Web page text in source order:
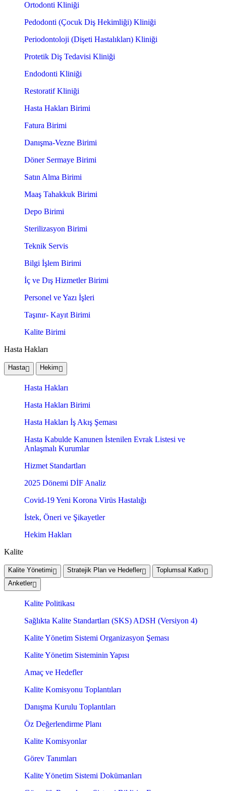
Ortodonti Kliniği
Pedodonti (Çocuk Diş Hekimliği) Kliniği
Periodontoloji (Dişeti Hastalıkları) Kliniği
Protetik Diş Tedavisi Kliniği
Endodonti Kliniği
Restoratif Kliniği
Hasta Hakları Birimi
Fatura Birimi
Danışma-Vezne Birimi
Döner Sermaye Birimi
Satın Alma Birimi
Maaş Tahakkuk Birimi
Depo Birimi
Sterilizasyon Birimi
Teknik Servis
Bilgi İşlem Birimi
İç ve Dış Hizmetler Birimi
Personel ve Yazı İşleri
Taşınır- Kayıt Birimi
Kalite Birimi
Hasta Hakları
Hasta Hekim
Hasta Hakları
Hasta Hakları Birimi
Hasta Hakları İş Akış Şeması
Hasta Kabulde Kanunen İstenilen Evrak Listesi ve
Anlaşmalı Kurumlar
Hizmet Standartları
2025 Dönemi DİF Analiz
Covid-19 Yeni Korona Virüs Hastalığı
İstek, Öneri ve Şikayetler
Hekim Hakları
Kalite
Kalite Yönetimi Stratejik Plan ve Hedefler
Toplumsal Katkı
Anketler
Kalite Politikası
Sağlıkta Kalite Standartları (SKS) ADSH (Versiyon 4)
Kalite Yönetim Sistemi Organizasyon Şeması
Kalite Yönetim Sisteminin Yapısı
Amaç ve Hedefler
Kalite Komisyonu Toplantıları
Danışma Kurulu Toplantıları
Öz Değerlendirme Planı
Kalite Komisyonlar
Görev Tanımları
Kalite Yönetim Sistemi Dokümanları